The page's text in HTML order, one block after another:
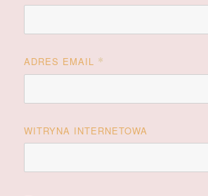
ADRES EMAIL *
WITRYNA INTERNETOWA